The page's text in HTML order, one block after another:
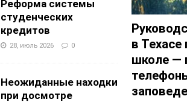
Реформа системы
студенческих
кредитов
28, июль 2026 0
Неожиданные находки
при досмотре
в Техасе
школе —